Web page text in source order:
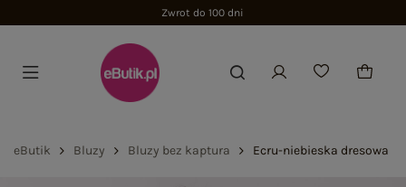
Zwrot do 100 dni
eButik Bluzy Bluzy bez kaptura Ecru-niebieska dresowa